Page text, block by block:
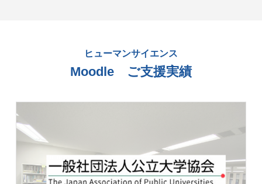
ヒューマンサイエンス
Moodle ご支援実績